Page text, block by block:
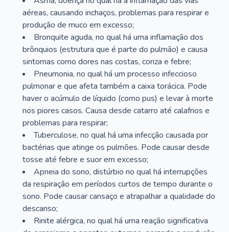
aéreas, causando inchaços, problemas para respirar e
produção de muco em excesso;
Bronquite aguda, no qual há uma inflamação dos
brônquios (estrutura que é parte do pulmão) e causa
sintomas como dores nas costas, coriza e febre;
Pneumonia, no qual há um processo infeccioso
pulmonar e que afeta também a caixa torácica. Pode
haver o acúmulo de líquido (como pus) e levar à morte
nos piores casos. Causa desde catarro até calafrios e
problemas para respirar;
Tuberculose, no qual há uma infecção causada por
bactérias que atinge os pulmões. Pode causar desde
tosse até febre e suor em excesso;
Apneia do sono, distúrbio no qual há interrupções
da respiração em períodos curtos de tempo durante o
sono. Pode causar cansaço e atrapalhar a qualidade do
descanso;
Rinite alérgica, no qual há uma reação significativa